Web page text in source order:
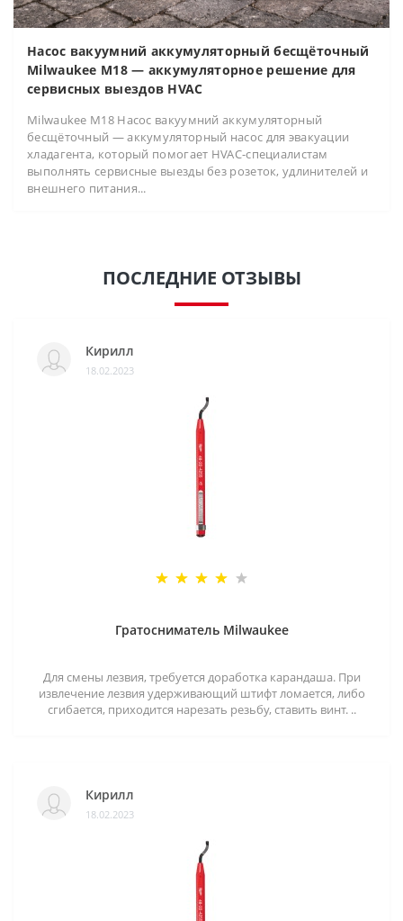
Насос вакуумний аккумуляторный бесщёточный
Milwaukee M18 — аккумуляторное решение для
сервисных выездов HVAC
Milwaukee M18 Насос вакуумний аккумуляторный
бесщёточный — аккумуляторный насос для эвакуации
хладагента, который помогает HVAC-специалистам
выполнять сервисные выезды без розеток, удлинителей и
внешнего питания...
ПОСЛЕДНИЕ ОТЗЫВЫ
Кирилл
18.02.2023
Гратосниматель Milwaukee
Для смены лезвия, требуется доработка карандаша. При
извлечение лезвия удерживающий штифт ломается, либо
сгибается, приходится нарезать резьбу, ставить винт. ..
Кирилл
18.02.2023